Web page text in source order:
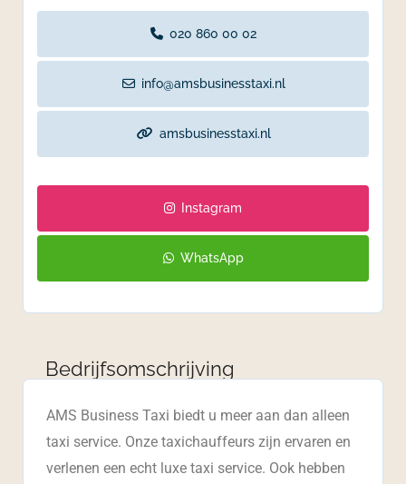
020 860 00 02
info@amsbusinesstaxi.nl
amsbusinesstaxi.nl
Instagram
WhatsApp
Bedrijfsomschrijving
AMS Business Taxi biedt u meer aan dan alleen
taxi service. Onze taxichauffeurs zijn ervaren en
verlenen een echt luxe taxi service. Ook hebben